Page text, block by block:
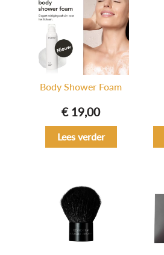
Body Shower Foam
€19,00
Lees verder